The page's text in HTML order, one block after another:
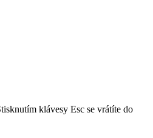
klávesy Esc se vrátíte do